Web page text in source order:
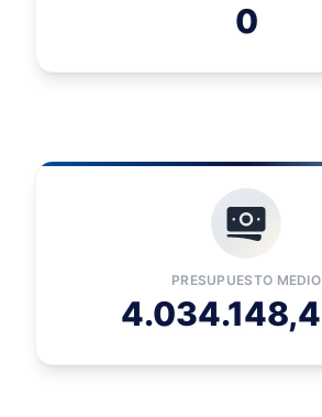
0
PRESUPUESTO MEDIO